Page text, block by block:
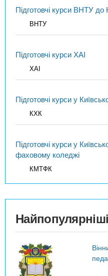
Підготовчі курси ВНТУ
ВНТУ
Підготовчі курси ХАІ
ХАІ
Підготовчі курси у
КХК
Підготовчі курси у
фаховому коледжі
КМТФК